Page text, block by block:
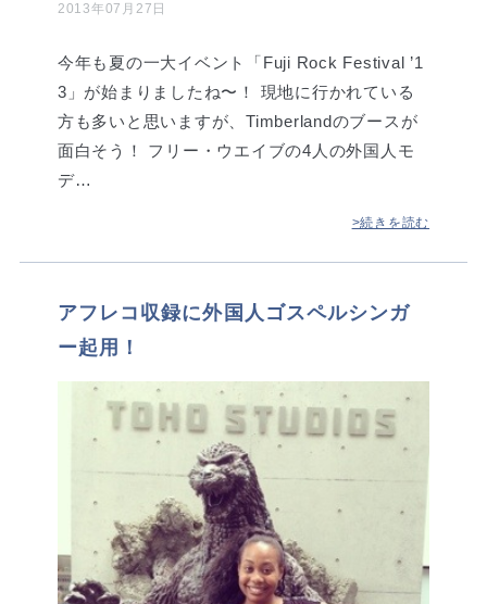
2013年07月27日
今年も夏の一大イベント「Fuji Rock Festival ’1
3」が始まりましたね〜！ 現地に行かれている
方も多いと思いますが、Timberlandのブースが
面白そう！ フリー・ウエイブの4人の外国人モ
デ…
>続きを読む
アフレコ収録に外国人ゴスペルシンガ
ー起用！